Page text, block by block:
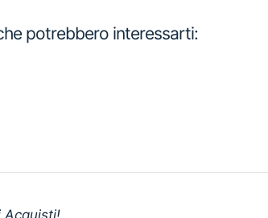
potrebbero interessarti: